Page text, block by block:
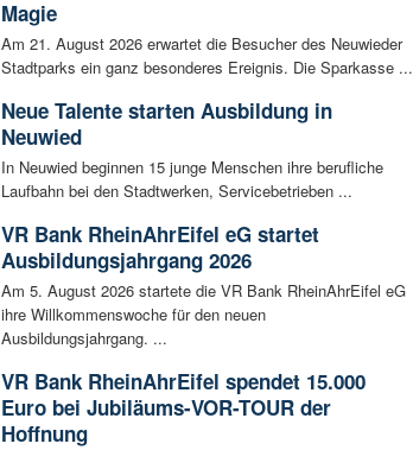
Magie
Am 21. August 2026 erwartet die Besucher des Neuwieder
Stadtparks ein ganz besonderes Ereignis. Die Sparkasse ...
Neue Talente starten Ausbildung in
Neuwied
In Neuwied beginnen 15 junge Menschen ihre berufliche
Laufbahn bei den Stadtwerken, Servicebetrieben ...
VR Bank RheinAhrEifel eG startet
Ausbildungsjahrgang 2026
Am 5. August 2026 startete die VR Bank RheinAhrEifel eG
ihre Willkommenswoche für den neuen
Ausbildungsjahrgang. ...
VR Bank RheinAhrEifel spendet 15.000
Euro bei Jubiläums-VOR-TOUR der
Hoffnung